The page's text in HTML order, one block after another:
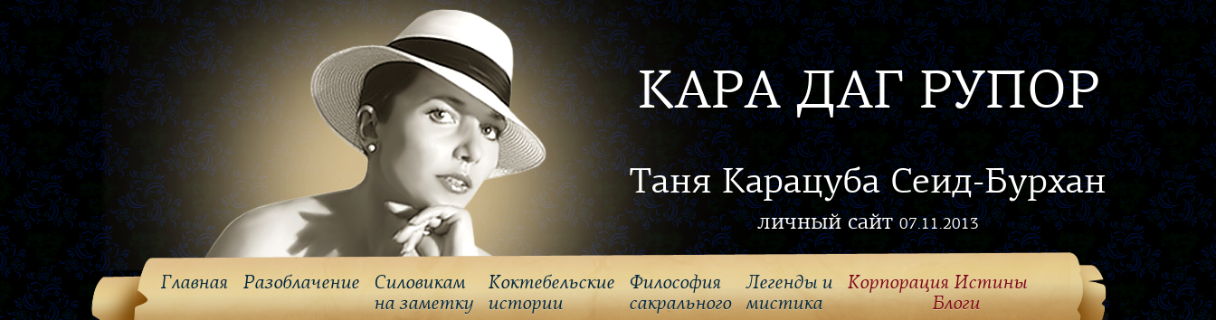
КАРА ДАГ РУПОР
Таня Карацуба Сеид-Бурхан
личный сайт07.11.2013
Главная Разоблачение
Силовикам
на заметку
Коктебельские
истории
Философия
cакрального
Легенды и
мистика
Корпорация Истины
Блоги